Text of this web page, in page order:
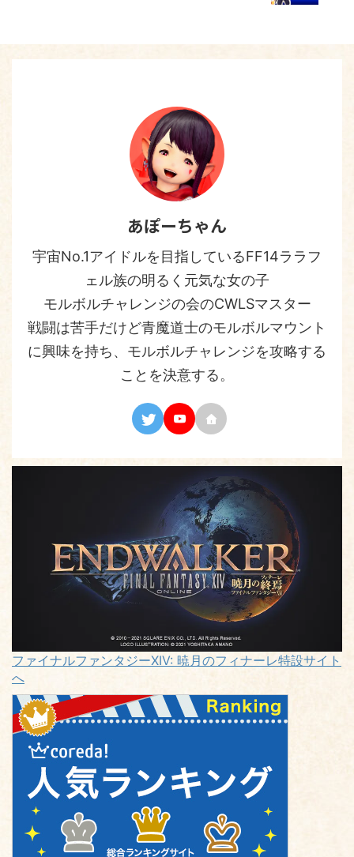
あぽーちゃん
宇宙No.1アイドルを目指しているFF14ララフ
ェル族の明るく元気な女の子
モルボルチャレンジの会のCWLSマスター
戦闘は苦手だけど青魔道士のモルボルマウント
に興味を持ち、モルボルチャレンジを攻略する
ことを決意する。
ファイナルファンタジーXIV: 暁月のフィナーレ特設サイト
へ